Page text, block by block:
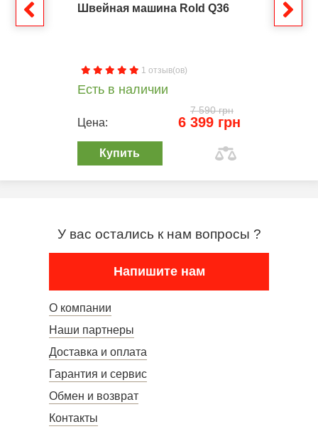
Швейная машина Rold Q36
1 отзыв(ов)
Есть в наличии
7 590 грн
Цена: 6 399 грн
Купить
У вас остались к нам вопросы ?
Напишите нам
О компании
Наши партнеры
Доставка и оплата
Гарантия и сервис
Обмен и возврат
Контакты